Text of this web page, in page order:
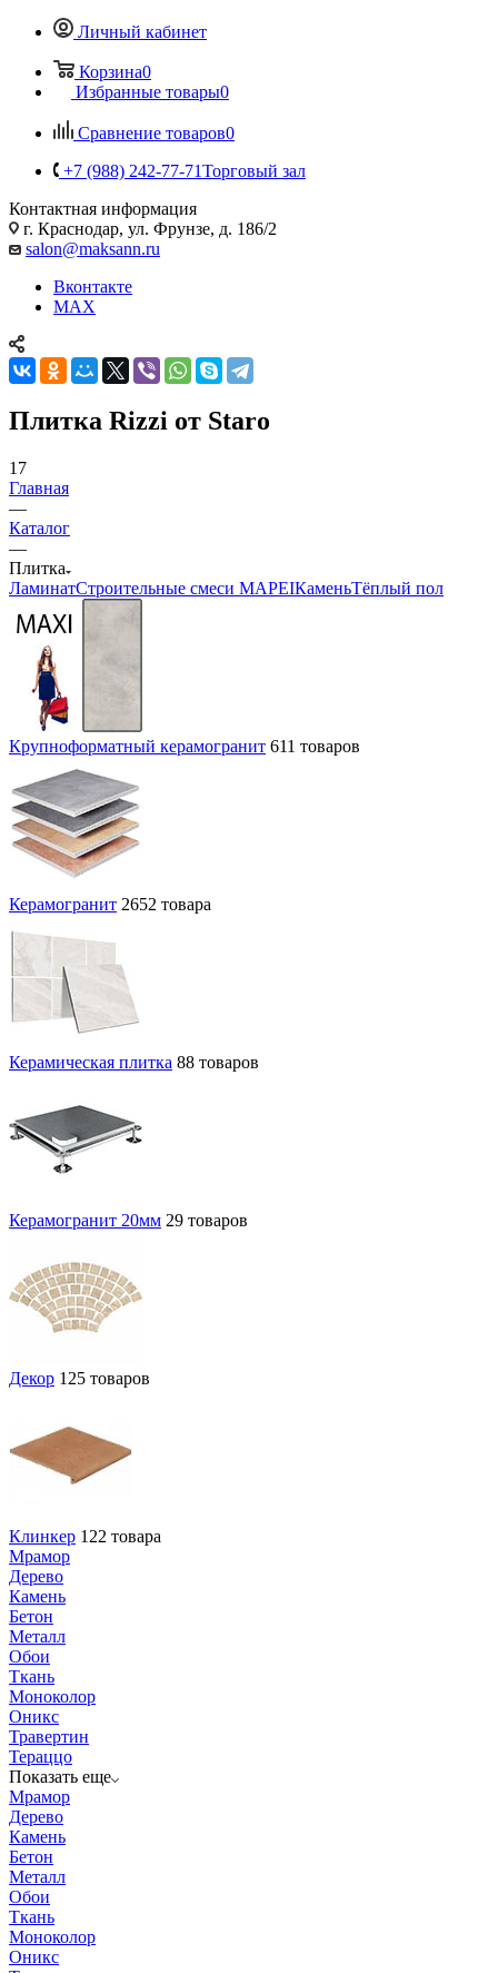
Личный кабинет
Корзина0
Избранные товары0
Сравнение товаров0
+7 (988) 242-77-71Торговый зал
Контактная информация
г. Краснодар, ул. Фрунзе, д. 186/2
salon@maksann.ru
Вконтакте
MAX
Плитка Rizzi от Staro
17
Главная
—
Каталог
—
Плитка
ЛаминатСтроительные смеси MAPEIКаменьТёплый пол
Крупноформатный керамогранит 611 товаров
Керамогранит 2652 товара
Керамическая плитка 88 товаров
Керамогранит 20мм 29 товаров
Декор 125 товаров
Клинкер 122 товара
Мрамор
Дерево
Камень
Бетон
Металл
Обои
Ткань
Моноколор
Оникс
Травертин
Тераццо
Показать еще
Мрамор
Дерево
Камень
Бетон
Металл
Обои
Ткань
Моноколор
Оникс